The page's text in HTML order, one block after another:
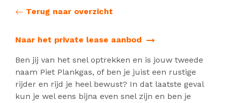
Terug naar overzicht
Naar het private lease aanbod
Ben jij van het snel optrekken en is jouw tweede
naam Piet Plankgas, of ben je juist een rustige
rijder en rijd je heel bewust? In dat laatste geval
kun je wel eens bijna even snel zijn en ben je